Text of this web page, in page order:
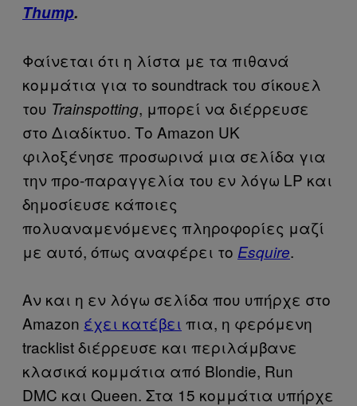
Thump.
Φαίνεται ότι η λίστα με τα πιθανά
κομμάτια για το soundtrack του σίκουελ
του Trainspotting, μπορεί να διέρρευσε
στο Διαδίκτυο. Το Amazon UK
φιλοξένησε προσωρινά μια σελίδα για
την προ-παραγγελία του εν λόγω LP και
δημοσίευσε κάποιες
πολυαναμενόμενες πληροφορίες μαζί
με αυτό, όπως αναφέρει το Esquire.
Αν και η εν λόγω σελίδα που υπήρχε στο
Amazon έχει κατέβει πια, η φερόμενη
tracklist διέρρευσε και περιλάμβανε
κλασικά κομμάτια από Blondie, Run
DMC και Queen. Στα 15 κομμάτια υπήρχε